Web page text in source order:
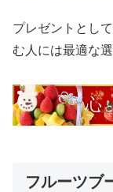
プレゼントとし
む人には最適な
フルーツブ